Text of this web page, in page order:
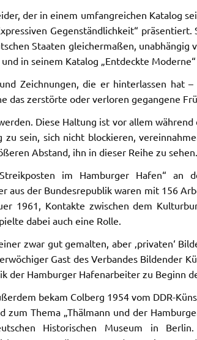
der in einem umfangreichen Katalog
Gegenständlichkeit“ präsentiert.
Staaten gleichermaßen, unabhängig
in seinem Katalog „Entdeckte
Zeichnungen, die er hinterlassen hat
das zerstörte oder verloren gegangene
Diese Haltung ist vor allem während
sein, sich nicht blockieren,
Abstand, ihn in dieser Reihe zu sehen.
im Hamburger Hafen“ an
aus der Bundesrepublik waren mit 156
1961, Kontakte zwischen dem
dabei auch eine Rolle.
zwar gut gemalten, aber ‚privaten‘
Gast des Verbandes Bildender
der Hamburger Hafenarbeiter zu Beginn
bekam Colberg 1954 vom DDR-
zum Thema „Thälmann und der
Historischen Museum in